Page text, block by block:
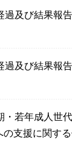
過及び結果報
過及び結果報
若年成人世
の支援に関す